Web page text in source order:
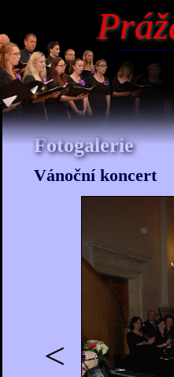
Fotogalerie
Vánoční koncert
<